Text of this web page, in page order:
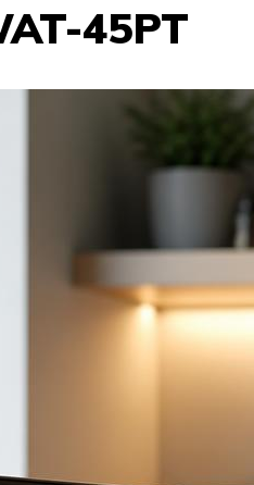
45PT